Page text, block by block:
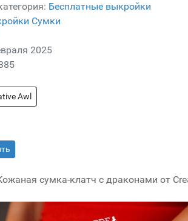
Бесплатные выкройки
Сумки
2025
Awl
сумка-клатч с драконами от